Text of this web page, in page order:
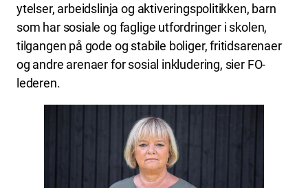
ytelser, arbeidslinja og aktiveringspolitikken, barn
som har sosiale og faglige utfordringer i skolen,
tilgangen på gode og stabile boliger, fritidsarenaer
og andre arenaer for sosial inkludering, sier FO-
lederen.